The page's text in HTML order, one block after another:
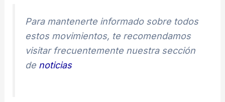
Para mantenerte informado sobre todos
estos movimientos, te recomendamos
visitar frecuentemente nuestra sección
de noticias